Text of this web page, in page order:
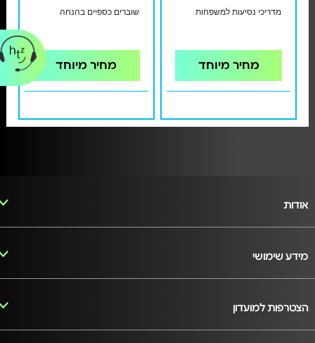
מדריכי נסיעות למשפחות
מחיר מיוחד
שוברים כספיים בהנחה
מחיר מיוחד
אודות
מידע שימושי
הצטרפות למועדון